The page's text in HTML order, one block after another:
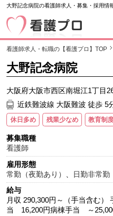
大野記念病院の看護師求人・募集・採用
看護師求人・転職の【看護プロ】TOP
大野記念病院
大阪府大阪市西区南堀江1丁目
近鉄難波線 大阪難波 徒歩 5
休日多め 残業少なめ 教育制
募集職種
看護師
雇用形態
常勤（夜勤あり）
日勤非常勤
給与
月収 290,300円～（手当含む
当 16,200円病棟手当 ～